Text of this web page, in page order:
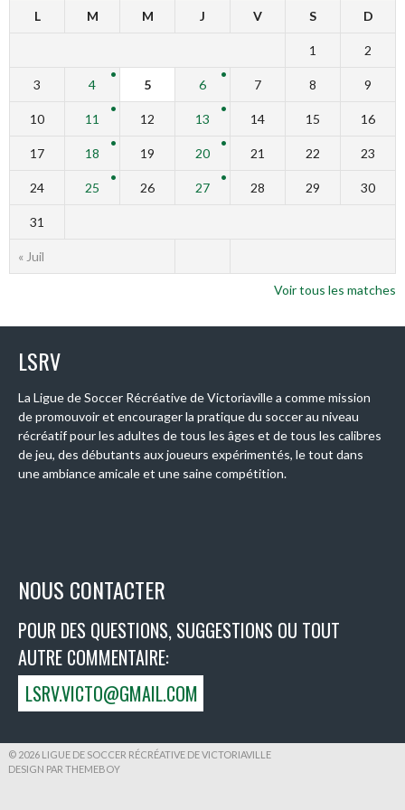
L M M J V S D
« Juil
1 2
3 4 5 6 7 8 9
10 11 12 13 14 15 16
17 18 19 20 21 22 23
24 25 26 27 28 29 30
31
Voir tous les matches
LSRV
La Ligue de Soccer Récréative de Victoriaville a comme mission
de promouvoir et encourager la pratique du soccer au niveau
récréatif pour les adultes de tous les âges et de tous les calibres
de jeu, des débutants aux joueurs expérimentés, le tout dans
une ambiance amicale et une saine compétition.
NOUS CONTACTER
POUR DES QUESTIONS, SUGGESTIONS OU TOUT
AUTRE COMMENTAIRE:
LSRV.VICTO@GMAIL.COM
© 2026 LIGUE DE SOCCER RÉCRÉATIVE DE VICTORIAVILLE
DESIGN PAR THEMEBOY